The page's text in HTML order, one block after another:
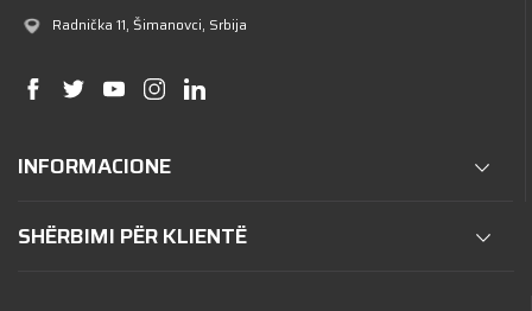
Radnička 11, Šimanovci, Srbija
INFORMACIONE
SHËRBIMI PËR KLIENTË